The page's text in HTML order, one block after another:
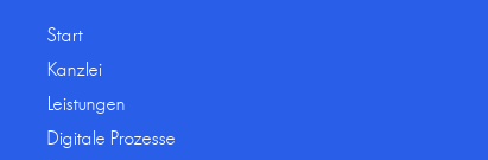
Start
Kanzlei
Leistungen
Digitale Prozesse